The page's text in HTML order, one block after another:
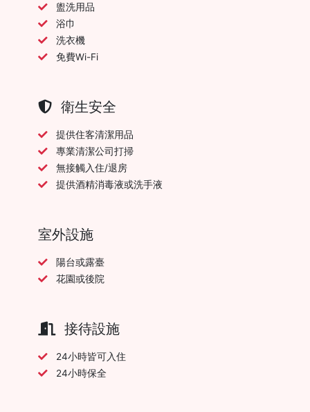
盥洗用品
浴巾
洗衣機
免費Wi-Fi
衛生安全
提供住客清潔用品
專業清潔公司打掃
無接觸入住/退房
提供酒精消毒液或洗手液
室外設施
陽台或露臺
花園或後院
接待設施
24小時皆可入住
24小時保全